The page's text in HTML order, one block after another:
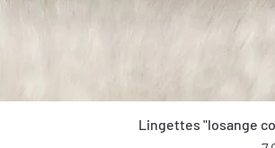
Lingettes "losange